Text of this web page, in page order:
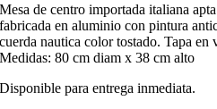
Mesa de centro importada italiana
fabricada en aluminio con pintura
cuerda nautica color tostado. Tapa
Medidas: 80 cm diam x 38 cm alto
Disponible para entrega inmediata.